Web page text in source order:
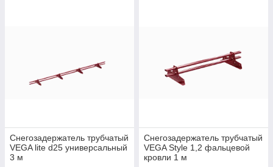
Снегозадержатель трубчатый
VEGA lite d25 универсальный
3 м
Снегозадержатель трубчатый
VEGA Style 1,2 фальцевой
кровли 1 м